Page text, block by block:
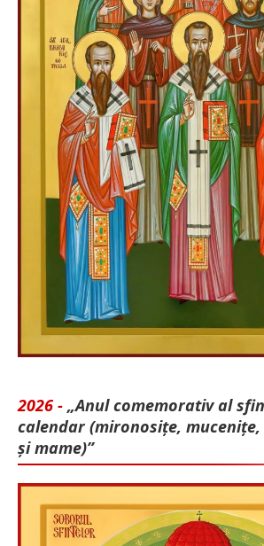
2026 - „Anul comemorativ al
calendar (mironosițe,
și mame)”